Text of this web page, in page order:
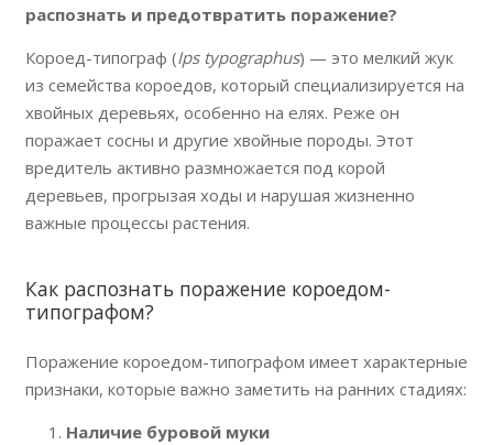
распознать и предотвратить поражение?
Короед-типограф (Ips typographus) — это мелкий жук
из семейства короедов, который специализируется на
хвойных деревьях, особенно на елях. Реже он
поражает сосны и другие хвойные породы. Этот
вредитель активно размножается под корой
деревьев, прогрызая ходы и нарушая жизненно
важные процессы растения.
Как распознать поражение короедом-
типографом?
Поражение короедом-типографом имеет характерные
признаки, которые важно заметить на ранних стадиях:
Наличие буровой муки